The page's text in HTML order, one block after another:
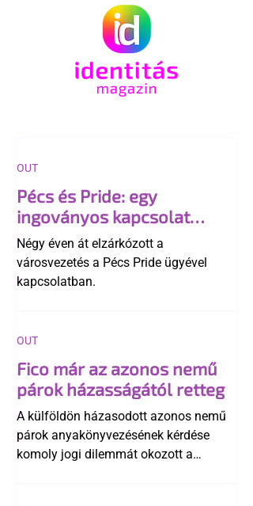
Pécs és Pride: egy
ingoványos kapcsolat
története
Négy éven át elzárkózott a
városvezetés a Pécs Pride ügyével
kapcsolatban.
OUT
Fico már az azonos nemű
párok házasságától retteg
A külföldön házasodott azonos nemű
párok anyakönyvezésének kérdése
komoly jogi dilemmát okozott a
OUT